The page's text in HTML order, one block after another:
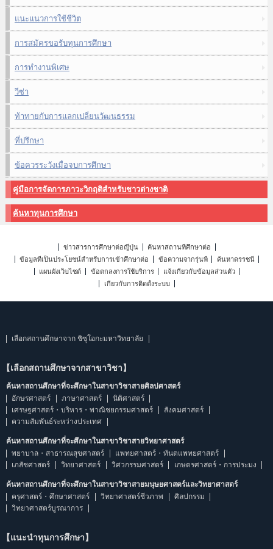
แนะแนวการใช้ชีวิต
การสมัครขอรับทุนการศึกษา
การทำงานพิเศษ
วีซ่า
ท้าทายกับการแลกเปลี่ยนวัฒนธรรม
ที่ปรึกษา
ข้อควรระวังเมื่อจบการศึกษา
คู่มือการจัดการภาวะวิกฤติสำหรับชาวต่างชาติ
ค้นหาทุนการศึกษา
ข่าวสารการศึกษาต่อญี่ปุ่น
ค้นหาสถานที่ศึกษาต่อ
ข้อมูลที่เป็นประโยชน์สำหรับการเข้าศึกษาต่อ
ข้อความจากรุ่นพี่
ค้นหาดรรชนี
แผนผังเว็บไซต์
ข้อตกลงการใช้บริการ
แจ้งเกี่ยวกับข้อมูลส่วนตัว
เกี่ยวกับการติดตั้งระบบ
เลือกสถานศึกษาจาก ชิซุโอกะมหาวิทยาลัย
【เลือกสถานศึกษาจากสาขาวิชา】
ค้นหาสถานศึกษาที่จะศึกษาในสาขาวิชาสายศิลปศาสตร์
อักษรศาสตร์
ภาษาศาสตร์
นิติศาสตร์
เศรษฐศาสตร์・บริหาร・พาณิชยกรรมศาสตร์
สังคมศาสตร์
ความสัมพันธ์ระหว่างประเทศ
ค้นหาสถานศึกษาที่จะศึกษาในสาขาวิชาสายวิทยาศาสตร์
พยาบาล・สาธารณสุขศาสตร์
แพทยศาสตร์・ทันตแพทยศาสตร์
เภสัชศาสตร์
วิทยาศาสตร์ วิศวกรรมศาสตร์ เกษตรศาสตร์・การประมง
ค้นหาสถานศึกษาที่จะศึกษาในสาขาวิชาสายมนุษยศาสตร์และวิทยาศาสตร์
ครุศาสตร์・ศึกษาศาสตร์
วิทยาศาสตร์ชีวภาพ
ศิลปกรรม
วิทยาศาสตร์บูรณาการ
【แนะนำทุนการศึกษา】